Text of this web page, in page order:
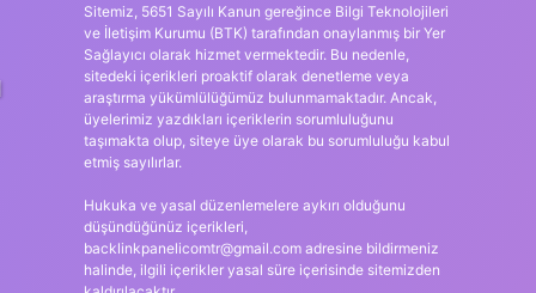
Sitemiz, 5651 Sayılı Kanun gereğince Bilgi Teknolojileri
ve İletişim Kurumu (BTK) tarafından onaylanmış bir Yer
Sağlayıcı olarak hizmet vermektedir. Bu nedenle,
sitedeki içerikleri proaktif olarak denetleme veya
araştırma yükümlülüğümüz bulunmamaktadır. Ancak,
üyelerimiz yazdıkları içeriklerin sorumluluğunu
taşımakta olup, siteye üye olarak bu sorumluluğu kabul
etmiş sayılırlar.
Hukuka ve yasal düzenlemelere aykırı olduğunu
düşündüğünüz içerikleri,
backlinkpanelicomtr@gmail.comadresine bildirmeniz
halinde, ilgili içerikler yasal süre içerisinde sitemizden